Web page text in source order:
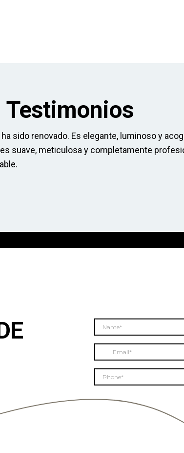
Testimonios
sido renovado. Es elegante, luminoso y
suave, meticulosa y completamente